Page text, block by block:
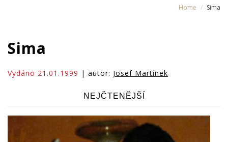
Home Sima
Sima
Vydáno 21.01.1999 | autor: Josef Martínek
NEJČTENĚJŠÍ